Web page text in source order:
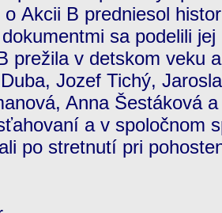
Akcii B predniesol
sa podelili
prežila v detskom veku
Jozef Tichý,
Anna Šestáková
a v spoločnom
po stretnutí pri